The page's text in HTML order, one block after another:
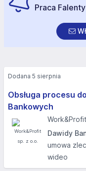
Praca
Obsługa procesu
Bankowych
Dawidy
umowa
wideo
Dodana 5 sierpnia